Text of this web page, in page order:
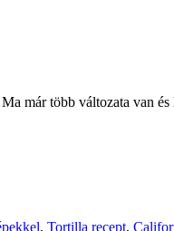
már több változata van
, Tortilla recept,